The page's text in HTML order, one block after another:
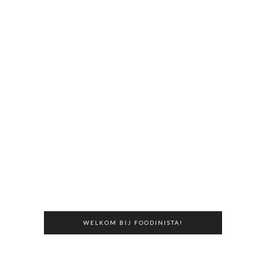
WELKOM BIJ FOODINISTA!